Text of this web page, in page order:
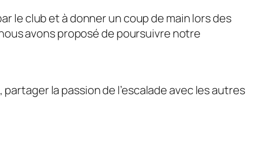
le club et à donner un coup de main lors des
avons proposé de poursuivre notre
la passion de l’escalade avec les autres